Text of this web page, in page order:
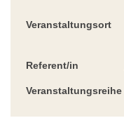
Veranstaltungsort
Referent/in
Veranstaltungsreihe